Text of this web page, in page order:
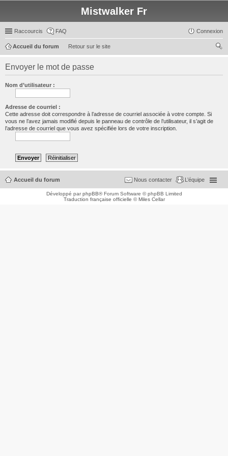
Mistwalker Fr
Raccourcis FAQ Connexion
Retour sur le site
Accueil du forum
Envoyer le mot de passe
Nom d’utilisateur :
Adresse de courriel :
Cette adresse doit correspondre à l’adresse de courriel associée à votre compte. Si
vous ne l’avez jamais modifié depuis le panneau de contrôle de l’utilisateur, il s’agit de
l’adresse de courriel que vous avez spécifiée lors de votre inscription.
Accueil du forum L’équipe
Nous contacter
Développé parphpBB® Forum Software © phpBB Limited
Traduction française officielle ©Miles Cellar